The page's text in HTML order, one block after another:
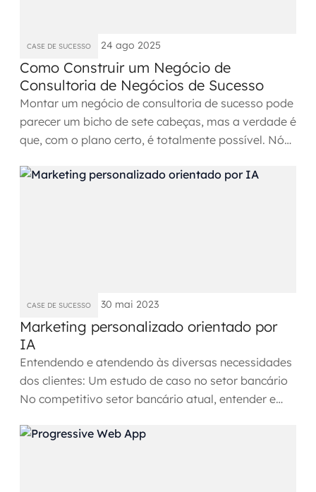
Transformar dados em decisão
Data Analytics
Engenharia de dados
Data Platforms
Business Intelligence
Desenvolvimento web e mobile
Modernização tecnológica
Arquitetura de soluções
Migração para Cloud
Transformação digital
CASE DE SUCESSO 24 ago 2025
Como Construir um Negócio de
Consultoria de Negócios de Sucesso
Montar um negócio de consultoria de sucesso pode
parecer um bicho de sete cabeças, mas a verdade é
que, com o plano certo, é totalmente possível. Nós
CASE DE SUCESSO 30 mai 2023
Marketing personalizado orientado por
IA
Entendendo e atendendo às diversas necessidades
dos clientes: Um estudo de caso no setor bancário
No competitivo setor bancário atual, entender e